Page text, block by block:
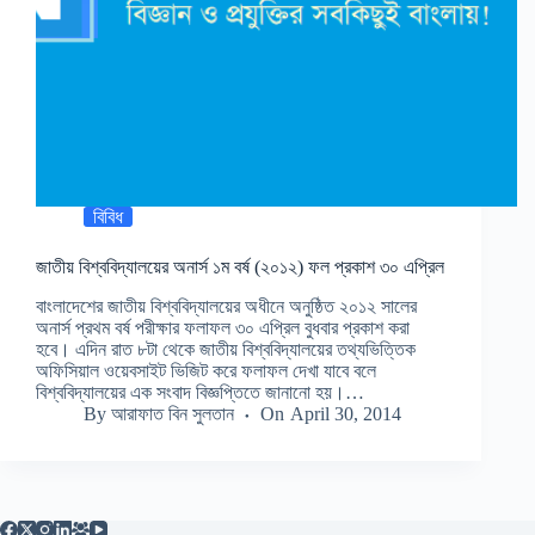
বিবিধ
জাতীয় বিশ্ববিদ্যালয়ের অনার্স ১ম বর্ষ (২০১২) ফল প্রকাশ ৩০ এপ্রিল
বাংলাদেশের জাতীয় বিশ্ববিদ্যালয়ের অধীনে অনুষ্ঠিত ২০১২ সালের
অনার্স প্রথম বর্ষ পরীক্ষার ফলাফল ৩০ এপ্রিল বুধবার প্রকাশ করা
হবে। এদিন রাত ৮টা থেকে জাতীয় বিশ্ববিদ্যালয়ের তথ্যভিত্তিক
অফিসিয়াল ওয়েবসাইট ভিজিট করে ফলাফল দেখা যাবে বলে
বিশ্ববিদ্যালয়ের এক সংবাদ বিজ্ঞপ্তিতে জানানো হয়।…
By আরাফাত বিন সুলতান On April 30, 2014